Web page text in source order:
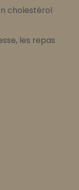
cholestérol
les repas